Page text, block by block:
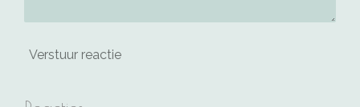
Verstuur reactie